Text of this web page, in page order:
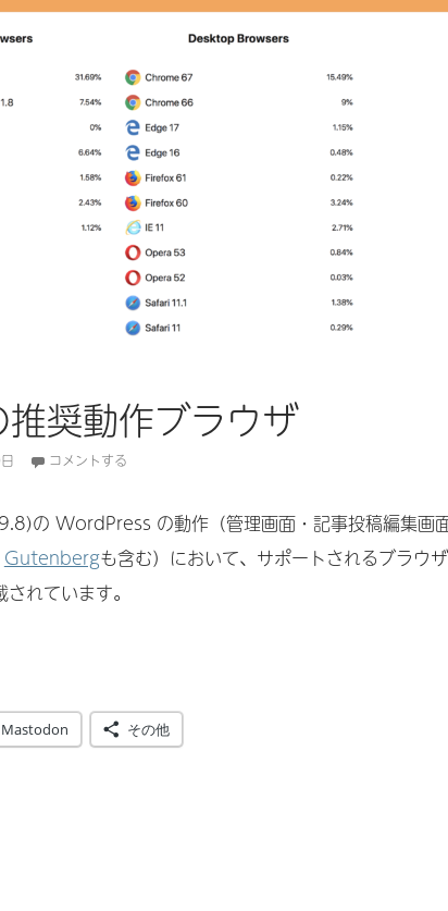
奨動作ブラウザ
コメントする
の WordPress の動作（管理画面・記事投稿編集画
Gutenbergも含む）において、サポートされるブラウザ
れています。
作ブラウザ
Mastodon その他